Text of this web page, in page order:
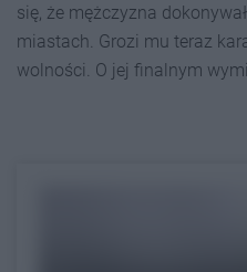
się, że mężczyzna
miastach. Grozi mu teraz
wolności. O jej finalnym